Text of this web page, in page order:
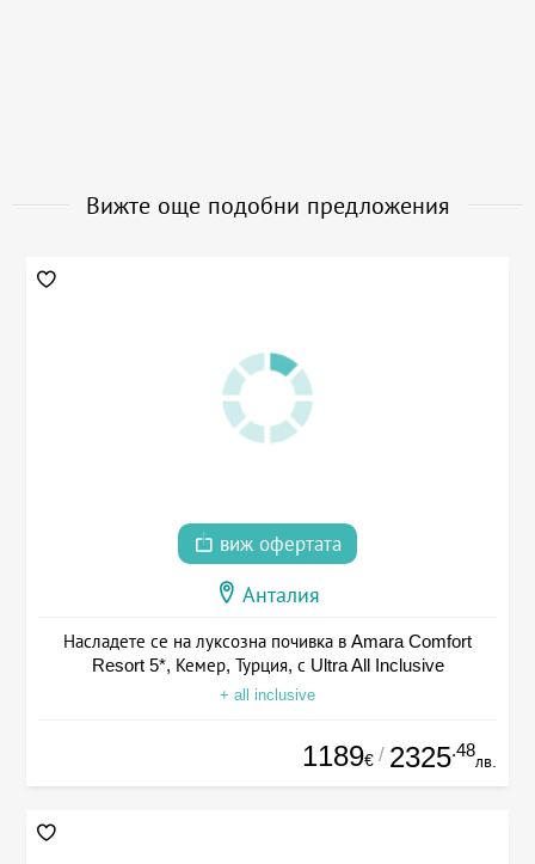
Вижте още подобни предложения
виж офертата
Анталия
Насладете се на луксозна почивка в Amara Comfort
Resort 5*, Кемер, Турция, с Ultra All Inclusive
+ all inclusive
1189€ / 2325.48
лв.